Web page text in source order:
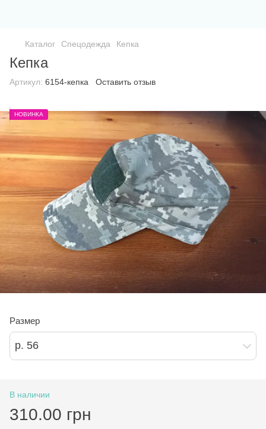
Каталог Спецодежда Кепка
Кепка
Артикул: 6154-кепка Оставить отзыв
НОВИНКА
Размер
р. 56
В наличии
310.00 грн